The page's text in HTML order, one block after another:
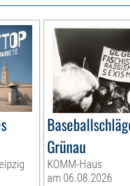
Grünau
KOMM-Haus
am 06.08.2026